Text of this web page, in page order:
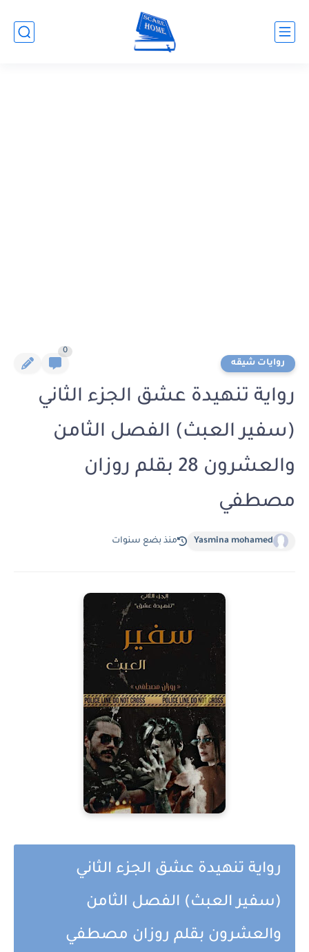
روايات شيقه
0
رواية تنهيدة عشق الجزء الثاني
(سفير العبث) الفصل الثامن
والعشرون 28 بقلم روزان
مصطفي
Yasmina mohamed منذ بضع سنوات
رواية تنهيدة عشق الجزء الثاني
(سفير العبث) الفصل الثامن
والعشرون بقلم روزان مصطفي